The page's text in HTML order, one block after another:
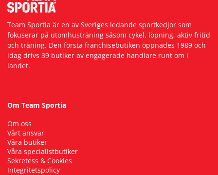
Team Sportia är en av Sveriges ledande sportkedjor som
fokuserar på utomhusträning såsom cykel, löpning, aktiv fritid
och träning. Den första franchisebutiken öppnades 1989 och
idag drivs 39 butiker av engagerade handlare runt om i
landet.
Om Team Sportia
Om oss
Vårt ansvar
Våra butiker
Våra specialistbutiker
Sekretess & Cookies
Integritetspolicy